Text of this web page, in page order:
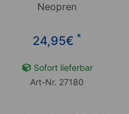
Neopren
24,95€ *
Sofort lieferbar
Art-Nr. 27180